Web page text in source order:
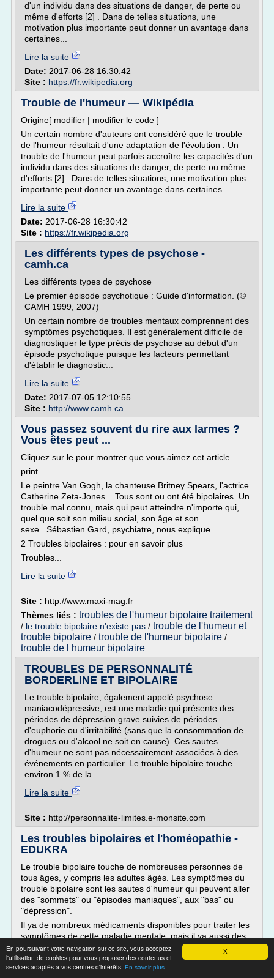
X
En poursuivant votre navigation sur ce site, vous acceptez
l'utilisation de cookies pour vous proposer des contenus et
services adaptés à vos centres d'intérêts. En savoir plus
d'un individu dans des situations de danger, de perte ou
même d'efforts [2] . Dans de telles situations, une
motivation plus importante peut donner un avantage dans
certaines...
Lire la suite
Date: 2017-06-28 16:30:42
Site : https://fr.wikipedia.org
Trouble de l'humeur — Wikipédia
Origine[ modifier | modifier le code ]
Un certain nombre d'auteurs ont considéré que le trouble
de l'humeur résultait d'une adaptation de l'évolution . Un
trouble de l'humeur peut parfois accroître les capacités d'un
individu dans des situations de danger, de perte ou même
d'efforts [2] . Dans de telles situations, une motivation plus
importante peut donner un avantage dans certaines...
Lire la suite
Date: 2017-06-28 16:30:42
Site : https://fr.wikipedia.org
Les différents types de psychose -
camh.ca
Les différents types de psychose
Le premier épisode psychotique : Guide d'information. (©
CAMH 1999, 2007)
Un certain nombre de troubles mentaux comprennent des
symptômes psychotiques. Il est généralement difficile de
diagnostiquer le type précis de psychose au début d'un
épisode psychotique puisque les facteurs permettant
d'établir le diagnostic...
Lire la suite
Date: 2017-07-05 12:10:55
Site : http://www.camh.ca
Vous passez souvent du rire aux larmes ?
Vous êtes peut ...
Cliquez sur le pour montrer que vous aimez cet article.
print
Le peintre Van Gogh, la chanteuse Britney Spears, l'actrice
Catherine Zeta-Jones... Tous sont ou ont été bipolaires. Un
trouble mal connu, mais qui peut atteindre n'importe qui,
quel que soit son milieu social, son âge et son
sexe...Sébastien Gard, psychiatre, nous explique.
2 Troubles bipolaires : pour en savoir plus
Troubles...
Lire la suite
Site : http://www.maxi-mag.fr
Thèmes liés : troubles de l'humeur bipolaire traitement
/ le trouble bipolaire n'existe pas / trouble de l'humeur et
trouble bipolaire / trouble de l'humeur bipolaire /
trouble de l humeur bipolaire
TROUBLES DE PERSONNALITÉ
BORDERLINE ET BIPOLAIRE
Le trouble bipolaire, également appelé psychose
maniacodépressive, est une maladie qui présente des
périodes de dépression grave suivies de périodes
d'euphorie ou d'irritabilité (sans que la consommation de
drogues ou d'alcool ne soit en cause). Ces sautes
d'humeur ne sont pas nécessairement associées à des
événements en particulier. Le trouble bipolaire touche
environ 1 % de la...
Lire la suite
Site : http://personnalite-limites.e-monsite.com
Les troubles bipolaires et l'homéopathie -
EDUKRA
Le trouble bipolaire touche de nombreuses personnes de
tous âges, y compris les adultes âgés. Les symptômes du
trouble bipolaire sont les sautes d'humeur qui peuvent aller
des "sommets" ou "épisodes maniaques", aux "bas" ou
"dépression".
Il ya de nombreux médicaments disponibles pour traiter les
symptômes de cette maladie mentale, mais il ya aussi des
remèdes alternatifs homéopathiques...
Lire la suite